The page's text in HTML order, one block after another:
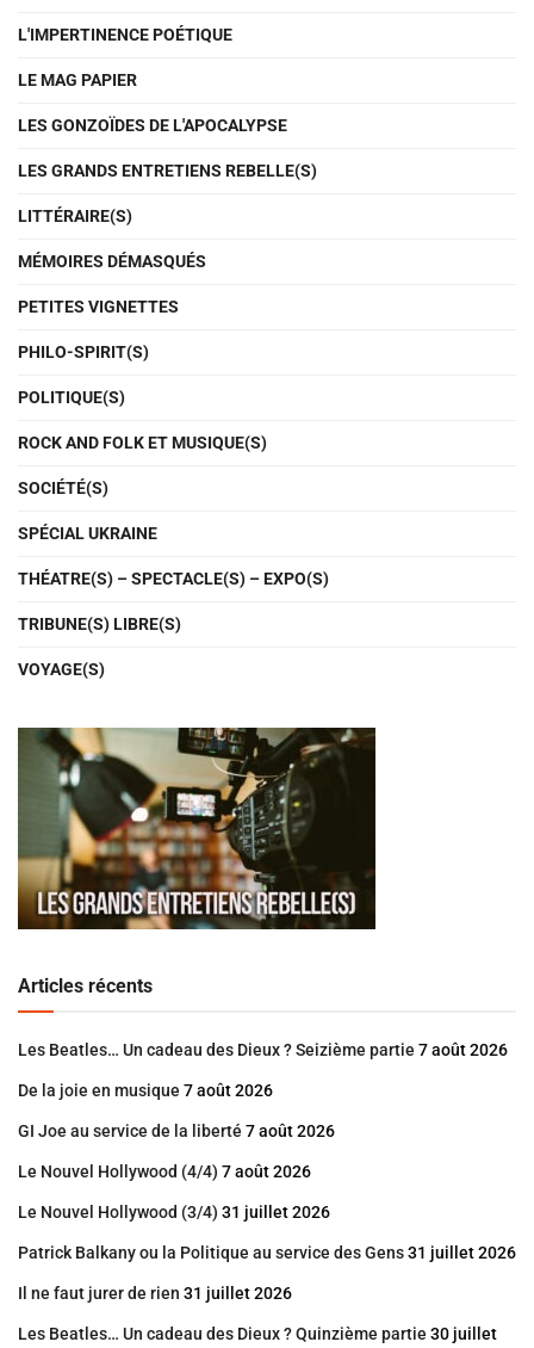
L'IMPERTINENCE POÉTIQUE
LE MAG PAPIER
LES GONZOÏDES DE L'APOCALYPSE
LES GRANDS ENTRETIENS REBELLE(S)
LITTÉRAIRE(S)
MÉMOIRES DÉMASQUÉS
PETITES VIGNETTES
PHILO-SPIRIT(S)
POLITIQUE(S)
ROCK AND FOLK ET MUSIQUE(S)
SOCIÉTÉ(S)
SPÉCIAL UKRAINE
THÉATRE(S) – SPECTACLE(S) – EXPO(S)
TRIBUNE(S) LIBRE(S)
VOYAGE(S)
Articles récents
Les Beatles… Un cadeau des Dieux ? Seizième partie 7 août 2026
De la joie en musique 7 août 2026
GI Joe au service de la liberté 7 août 2026
Le Nouvel Hollywood (4/4) 7 août 2026
Le Nouvel Hollywood (3/4) 31 juillet 2026
Patrick Balkany ou la Politique au service des Gens31 juillet 2026
Il ne faut jurer de rien 31 juillet 2026
Les Beatles… Un cadeau des Dieux ? Quinzième partie 30 juillet